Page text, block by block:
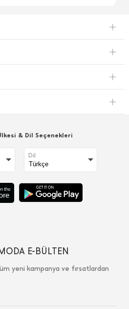
& Dil Seçenekleri
Dil
E-BÜLTEN
yeni kampanya ve fırsatlardan